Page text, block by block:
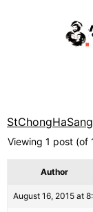
StChongHaSang
Viewing 1 post (of
Author
August 16, 2015 at